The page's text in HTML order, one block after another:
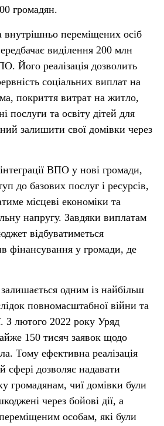
громадян.
переміщених осіб
виділення 200 млн
Його реалізація дозволить
соціальних виплат на
покриття витрат на житло,
послуги та освіту дітей для
залишити свої домівки через
ВПО у нові громади,
до базових послуг і ресурсів,
місцеві економіки та
напругу. Завдяки виплатам
відбуватиметься
фінансування у громади, де
одним із найбільш
повномасштабної війни та
З лютого 2022 року Уряд
150 тисяч заявок щодо
Тому ефективна реалізація
сфері дозволяє надавати
громадянам, чиї домівки були
через бойові дії, а
особам, які були